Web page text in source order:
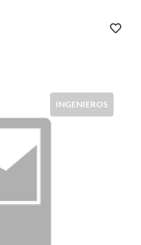
INGENIEROS